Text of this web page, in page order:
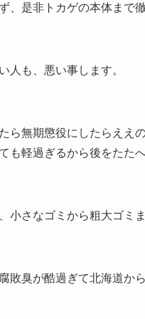
、是非トカゲの本体まで
人も、悪い事します。
ら無期懲役にしたらええ
も軽過ぎるから後をたたへ
小さなゴミから粗大ゴミ
敗臭が酷過ぎて北海道か